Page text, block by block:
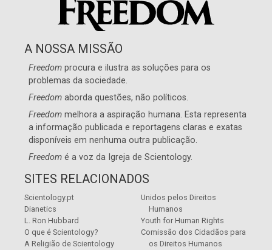
A NOSSA MISSÃO
Freedom procura e ilustra as soluções para os
problemas da sociedade.
Freedom aborda questões, não políticos.
Freedom melhora a aspiração humana. Esta representa
a informação publicada e reportagens claras e exatas
disponíveis em nenhuma outra publicação.
Freedom é a voz da Igreja de Scientology.
SITES RELACIONADOS
Scientology.pt
Dianetics
L. Ron Hubbard
O que é Scientology?
A Religião de Scientology
Unidos pelos Direitos
Humanos
Youth for Human Rights
Comissão dos Cidadãos para
os Direitos Humanos